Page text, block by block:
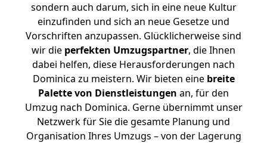
sondern auch darum, sich in eine neue Kultur
einzufinden und sich an neue Gesetze und
Vorschriften anzupassen. Glücklicherweise sind
wir die perfekten Umzugspartner, die Ihnen
dabei helfen, diese Herausforderungen nach
Dominica zu meistern. Wir bieten eine breite
Palette von Dienstleistungen an, für den
Umzug nach Dominica. Gerne übernimmt unser
Netzwerk für Sie die gesamte Planung und
Organisation Ihres Umzugs – von der Lagerung